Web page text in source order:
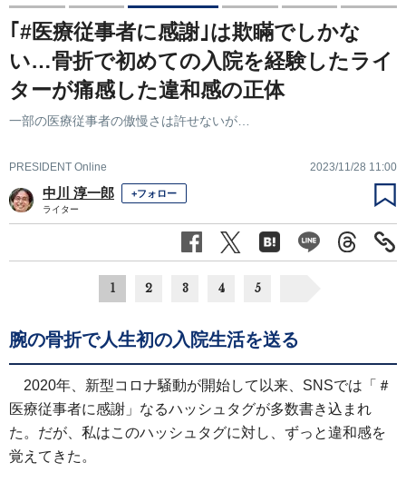
｢#医療従事者に感謝｣は欺瞞でしかな
い…骨折で初めての入院を経験したライ
ターが痛感した違和感の正体
一部の医療従事者の傲慢さは許せないが…
PRESIDENT Online 2023/11/28 11:00
中川 淳一郎 +フォロー
ライター
1 2 3 4 5
腕の骨折で人生初の入院生活を送る
2020年、新型コロナ騒動が開始して以来、SNSでは「＃
医療従事者に感謝」なるハッシュタグが多数書き込まれ
た。だが、私はこのハッシュタグに対し、ずっと違和感を
覚えてきた。